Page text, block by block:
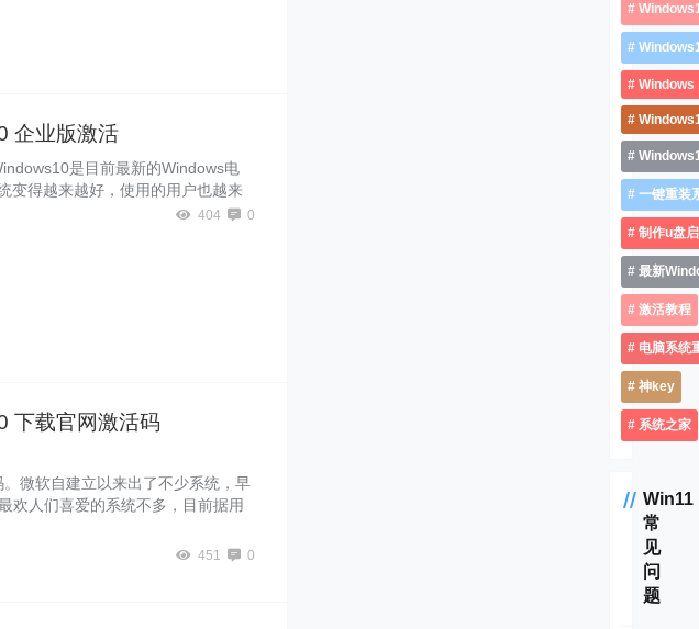
企业版激活
是目前最新的Windows电
变得越来越好，使用的用户也越来
一个Windows系统版本，很多小伙
系统，为了小伙伴们能够顺利
404 0
下载官网激活码
微软自建立以来出了不少系统，早
欢人们喜爱的系统不多，目前据用
其他的Windows系统已经
Windows10下载安装好后，就得
451 0
Windows
一键重装
制作u盘
最新
激活教程
电脑系统
神key
系统之家
Win11
常
见
问
题